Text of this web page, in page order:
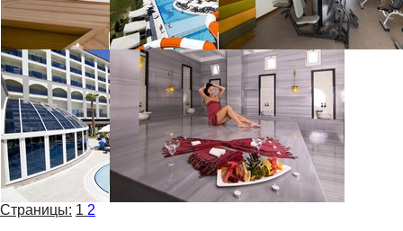
Страницы: 1 2